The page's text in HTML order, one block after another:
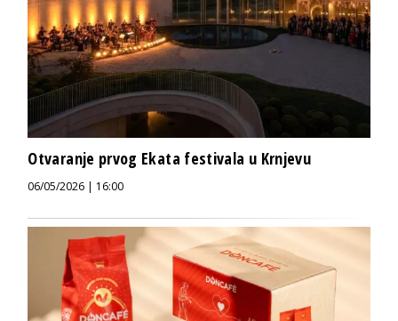
Otvaranje prvog Ekata festivala u Krnjevu
06/05/2026 | 16:00